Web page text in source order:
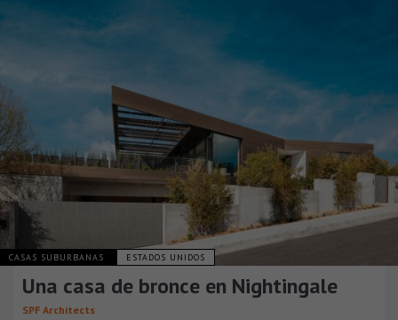
CASAS SUBURBANAS ESTADOS UNIDOS
Una casa de bronce en Nightingale
SPF Architects